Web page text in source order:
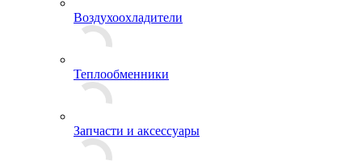
Воздухоохладители
Теплообменники
Запчасти и аксессуары